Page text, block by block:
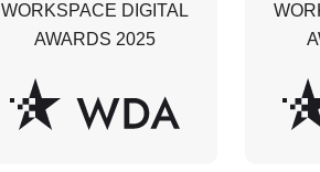
WORKSPACE DIGITAL
AWARDS 2025